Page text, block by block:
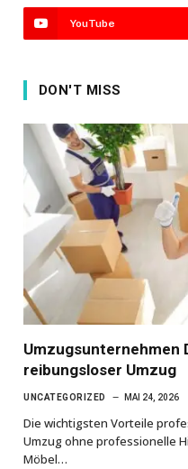
YouTube
DON'T MISS
Umzugsunternehmen
reibungsloser Umzug
UNCATEGORIZED MAI 24, 2026
Die wichtigsten Vorteile
Umzug ohne professionelle
Möbel…